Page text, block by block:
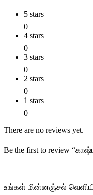
5 stars
0
4 stars
0
3 stars
0
2 stars
0
1 stars
0
There are no reviews yet.
Be the first to review
உங்கள் மின்னஞ்சல்